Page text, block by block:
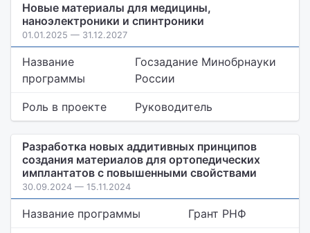
Новые материалы для медицины,
наноэлектроники и спинтроники
01.01.2025 — 31.12.2027
Название
программы
Госзадание Минобрнауки
России
Роль в проекте Руководитель
Разработка новых аддитивных принципов
создания материалов для ортопедических
имплантатов с повышенными свойствами
30.09.2024 — 15.11.2024
Название программы Грант РНФ